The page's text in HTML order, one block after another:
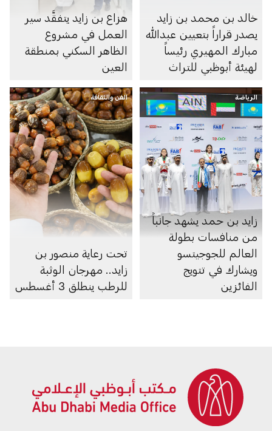
خالد بن محمد بن زايد
يصدر قراراً بتعيين عبدالله
مبارك المهيري رئيساً
لهيئة أبوظبي للتراث
هزاع بن زايد يتفقَّد سير
العمل في مشروع
الظاهر السكني بمنطقة
العين
الرياضة
زايد بن حمد يشهد جانباً
من منافسات بطولة
العالم للجوجيتسو
ويشارك في تتويج
الفائزين
الفن والثقافة
تحت رعاية منصور بن
زايد.. مهرجان الوثبة
للرطب ينطلق 3 أغسطس